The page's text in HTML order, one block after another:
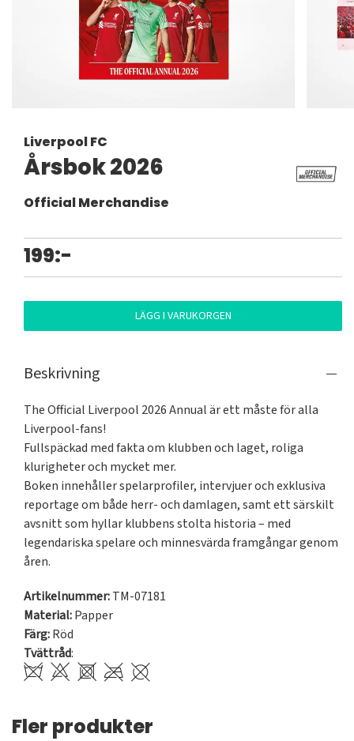
Liverpool FC
Årsbok 2026
Official Merchandise
199:-
LÄGG I VARUKORGEN
Beskrivning
The Official Liverpool 2026 Annual är ett måste för alla
Liverpool-fans!
Fullspäckad med fakta om klubben och laget, roliga
klurigheter och mycket mer.
Boken innehåller spelarprofiler, intervjuer och exklusiva
reportage om både herr- och damlagen, samt ett särskilt
avsnitt som hyllar klubbens stolta historia – med
legendariska spelare och minnesvärda framgångar genom
åren.
Artikelnummer:TM-07181
Material:Papper
Färg:Röd
Tvättråd:
Fler produkter